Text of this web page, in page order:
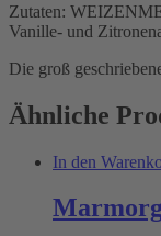
Zutaten:
Vanille- und
Die groß
Ähnliche
In den